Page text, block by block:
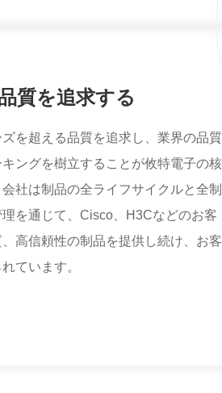
質を追求する
を超える品質を追求し、業界の品質
ングを樹立することが攸特電子の核
社は制品の全ライフサイクルと全制
を通じて、Cisco、H3Cなどのお客
高信頼性の制品を提供し続け、お客
ています。